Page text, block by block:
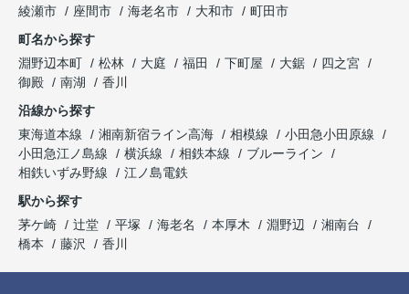
綾瀬市
座間市 海老名市 大和市
町田市
町名から探す
淵野辺本町
松林 大庭 福田 下町屋 大鋸
四之宮
御殿
南湖
香川
沿線から探す
東海道本線
湘南新宿ライン高海 相模線
小田急小田原線
小田急江ノ島線
横浜線 相鉄本線
ブルーライン
相鉄いずみ野線
江ノ島電鉄
駅から探す
茅ケ崎
辻堂 平塚 海老名 本厚木 淵野辺
湘南台
橋本
藤沢 香川